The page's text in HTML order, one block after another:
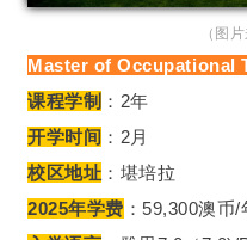
（图
Master of Occupational
课程学制 ：2年
开学时间 ：2月
校区地址 ：堪培拉
2025年学费 ：59,300澳币/